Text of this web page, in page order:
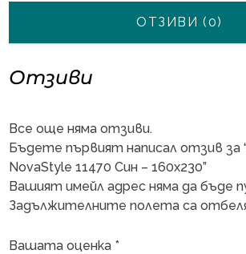
ОТЗИВИ (0)
Отзиви
Все още няма отзиви.
Бъдете първият написал отзив за
NovaStyle 11470 Син – 160х230”
Вашият имейл адрес няма да бъде
Задължителните полета са
Вашата оценка *